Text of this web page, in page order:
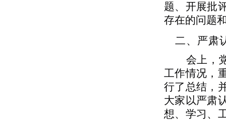
题、开展批
存在的问题
二、严肃
会上，
工作情况，
行了总结，
大家以严肃
想、学习、